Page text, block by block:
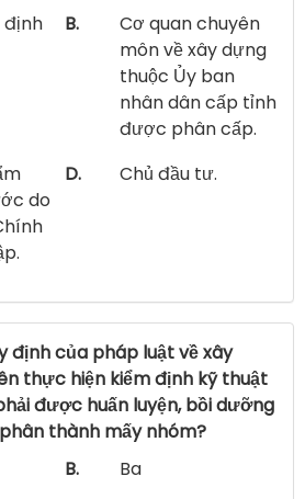
định
B.
Cơ quan chuyên
môn về xây dựng
thuộc Ủy ban
nhân dân cấp tỉnh
được phân cấp.
do
D. Chủ đầu tư.
định của pháp luật về xây
thực hiện kiểm định kỹ thuật
được huấn luyện, bồi dưỡng
thành mấy nhóm?
B.
Ba